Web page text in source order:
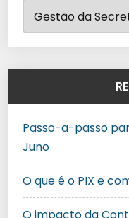
Passo-a-passo
Juno
O que é o PIX e